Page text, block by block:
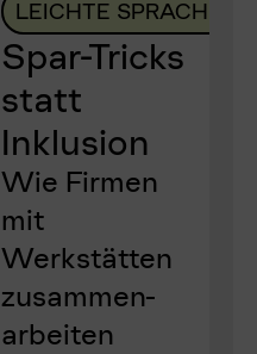
LEICHTE SPRACHE
Spar-Tricks
statt
Inklusion
Wie Firmen
mit
Werkstätten
zusammen-
arbeiten